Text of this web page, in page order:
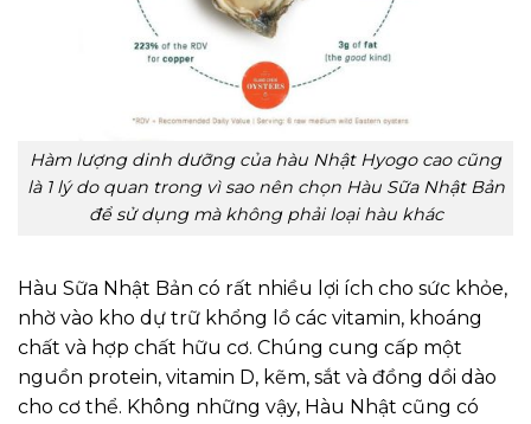
Hàm lượng dinh dưỡng của hàu Nhật Hyogo cao cũng
là 1 lý do quan trong vì sao nên chọn Hàu Sữa Nhật Bản
để sử dụng mà không phải loại hàu khác
Hàu Sữa Nhật Bản có rất nhiều lợi ích cho sức khỏe,
nhờ vào kho dự trữ khổng lồ các vitamin, khoáng
chất và hợp chất hữu cơ. Chúng cung cấp một
nguồn protein, vitamin D, kẽm, sắt và đồng dồi dào
cho cơ thể. Không những vậy, Hàu Nhật cũng có